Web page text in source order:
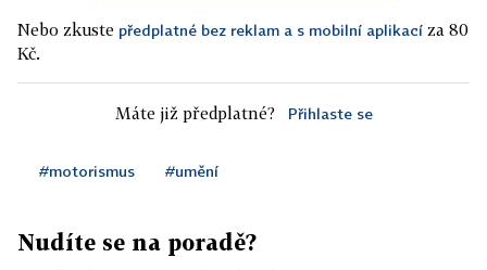
Nebo zkuste předplatné bez reklam a s mobilní aplikací za 80
Kč.
Máte již předplatné? Přihlaste se
#motorismus #umění
Nudíte se na poradě?